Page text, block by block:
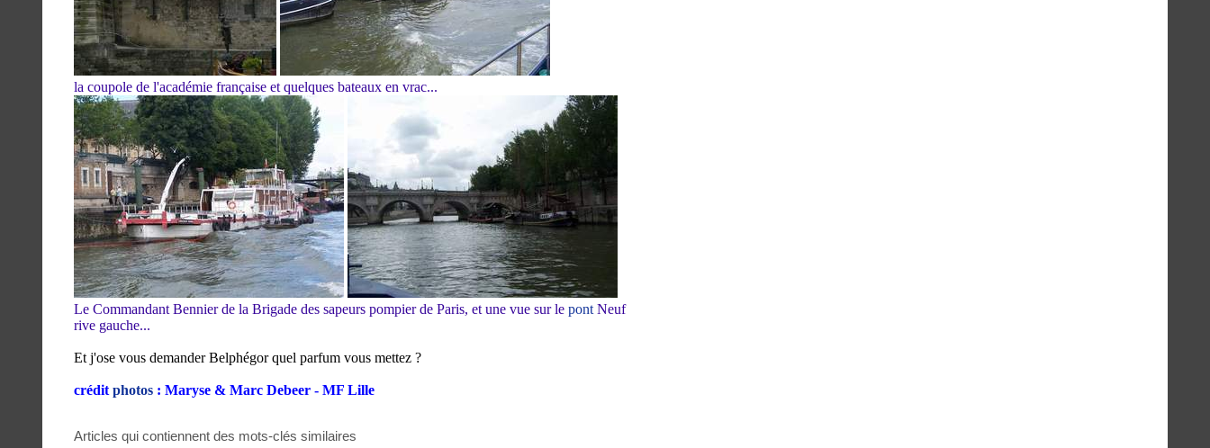
la coupole de l'académie française et quelques bateaux en vrac...
Le Commandant Bennier de la Brigade des sapeurs pompier de Paris, et une vue sur le pont Neuf
rive gauche...
Et j'ose vous demander Belphégor quel parfum vous mettez ?
crédit photos : Maryse & Marc Debeer - MF Lille
Articles qui contiennent des mots-clés similaires